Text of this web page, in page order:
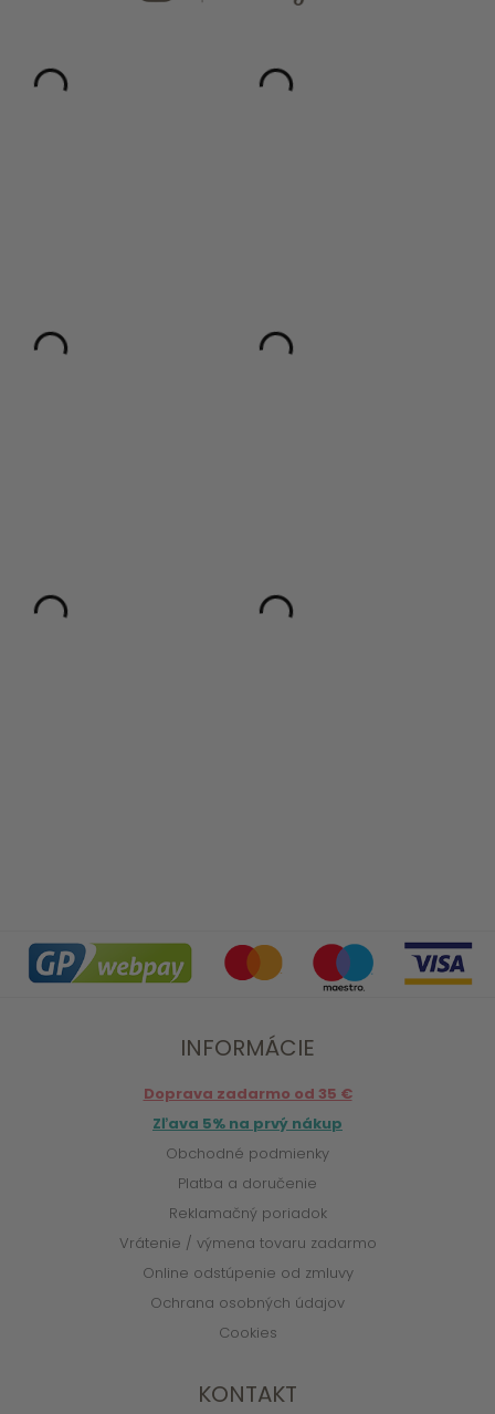
INFORMÁCIE
Doprava zadarmo od 35 €
Zľava 5% na prvý nákup
Obchodné podmienky
Platba a doručenie
Reklamačný poriadok
Vrátenie / výmena tovaru zadarmo
Online odstúpenie od zmluvy
Ochrana osobných údajov
Cookies
KONTAKT